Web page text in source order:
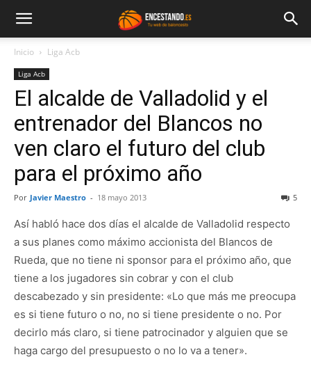
Inicio Liga Acb
Liga Acb
El alcalde de Valladolid y el
entrenador del Blancos no
ven claro el futuro del club
para el próximo año
Por Javier Maestro - 18 mayo 2013 5
Así habló hace dos días el alcalde de Valladolid respecto
a sus planes como máximo accionista del Blancos de
Rueda, que no tiene ni sponsor para el próximo año, que
tiene a los jugadores sin cobrar y con el club
descabezado y sin presidente: «Lo que más me preocupa
es si tiene futuro o no, no si tiene presidente o no. Por
decirlo más claro, si tiene patrocinador y alguien que se
haga cargo del presupuesto o no lo va a tener».